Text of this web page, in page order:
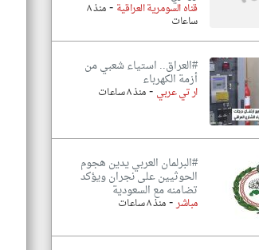
قناه السومرية العراقية - منذ ٨
ساعات
#العراق.. استياء شعبي من
أزمة الكهرباء
ار تي عربي-منذ ٨ ساعات
#البرلمان العربي يدين هجوم
الحوثيين على نجران ويؤكد
تضامنه مع السعودية
مباشر-منذ ٨ ساعات